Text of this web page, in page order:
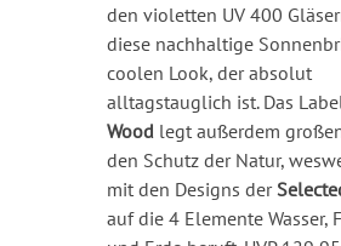
den violetten UV 400
diese nachhaltige
coolen Look, der absolut
alltagstauglich ist. Das
Woodlegt außerdem
den Schutz der Natur,
mit den Designs der
auf die 4 Elemente Wasser,